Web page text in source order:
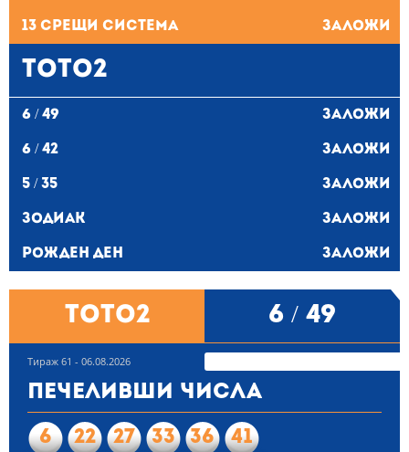
13 Срещи система Заложи
ТОТО2
6 / 49 Заложи
6 / 42 Заложи
5 / 35 Заложи
Зодиак Заложи
Рожден ден Заложи
ТОТО2 6 / 49
Тираж 61 - 06.08.2026
Печеливши числа
6 22 27 33 36 41